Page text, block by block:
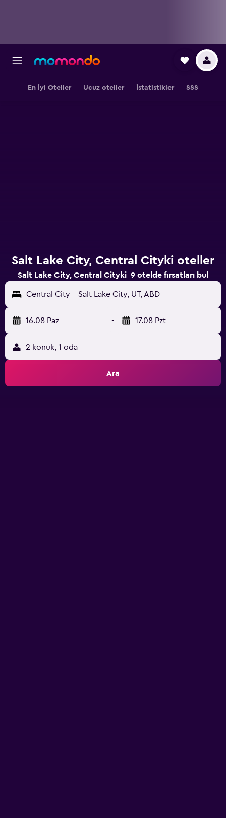
En İyi Oteller Ucuz oteller İstatistikler SSS
Salt Lake City, Central Cityki oteller
Salt Lake City, Central Cityki 9 otelde fırsatları bul
Central City - Salt Lake City, UT, ABD
16.08 Paz - 17.08 Pzt
2 konuk, 1 oda
Ara